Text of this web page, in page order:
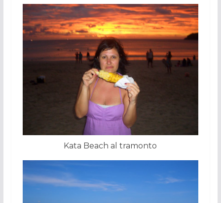
Kata Beach al tramonto